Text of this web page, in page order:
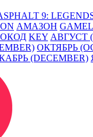
9:
АМАЗОН
KEY АВГУСТ
ОКТЯБРЬ
(DECEMBER)